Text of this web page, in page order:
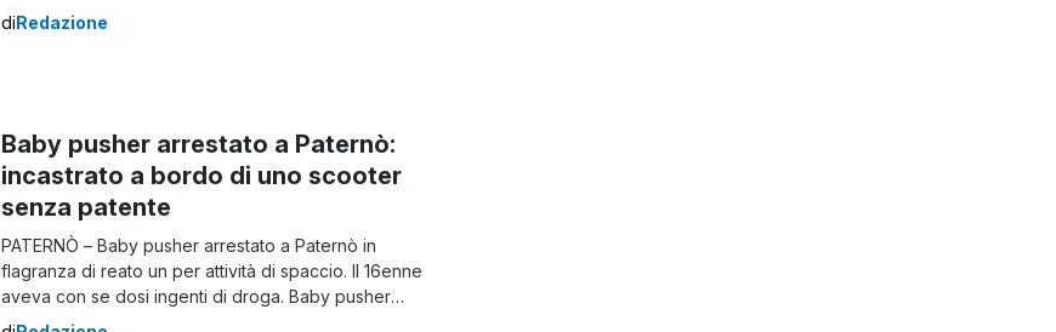
pieno centro cittadino. In prima linea i carabinieri della
diRedazione
Baby pusher arrestato a Paternò:
incastrato a bordo di uno scooter
senza patente
PATERNÒ – Baby pusher arrestato a Paternò in
flagranza di reato un per attività di spaccio. Il 16enne
aveva con se dosi ingenti di droga. Baby pusher
arrestato Nel corso di un servizio di controllo i